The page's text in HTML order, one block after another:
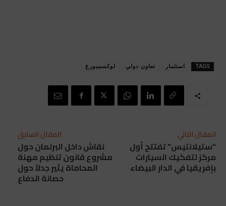
TAGS استثمار تعاون دولي لوكسمبورغ
المقال السابق
نقاش داخل البرلمان حول
مشروع قانون تنظيم مهنة
المحاماة يثير جدلاً حول
حصانة الدفاع
المقال التالي
“ستيلانتيس” تفتتح أول
مركز لتفكيك السيارات
بإفريقيا في الدار البيضاء